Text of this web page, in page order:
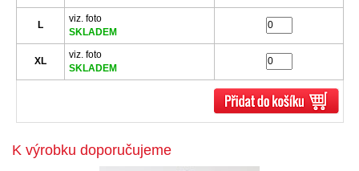
L
viz. foto
SKLADEM
XL
viz. foto
SKLADEM
K výrobku doporučujeme